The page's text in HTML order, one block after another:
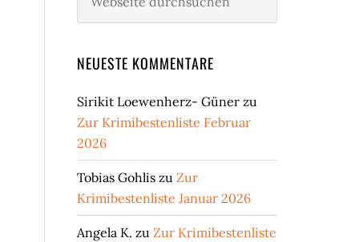
durchsuchen
NEUESTE KOMMENTARE
Sirikit Loewenherz- Güner zu
Zur Krimibestenliste Februar
2026
Tobias Gohlis zu Zur
Krimibestenliste Januar 2026
Angela K. zu Zur Krimibestenliste